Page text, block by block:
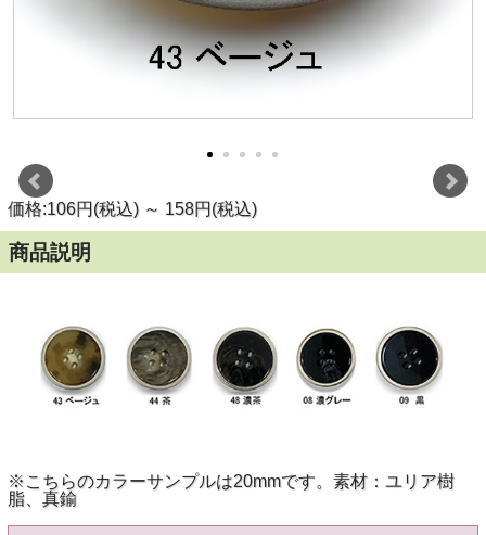
価格:106円(税込) ～ 158円(税込)
商品説明
※こちらのカラーサンプルは20mmです。素材：ユリア樹
脂、真鍮